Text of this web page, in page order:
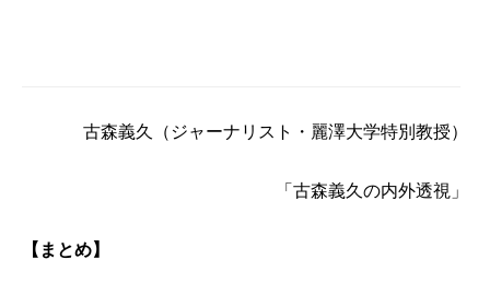
古森義久 （ジャーナリスト・麗澤大学特別教授）
「古森義久の内外透視」
【まとめ】